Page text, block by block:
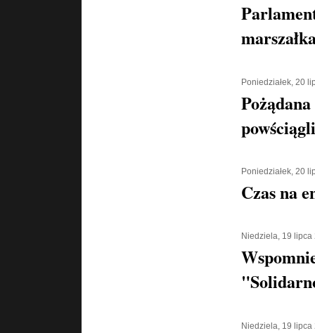
Poniedziałek, 20
Poniedziałek, 20
Czas na
Niedziela, 19 lipca
Niedziela, 19 lipca